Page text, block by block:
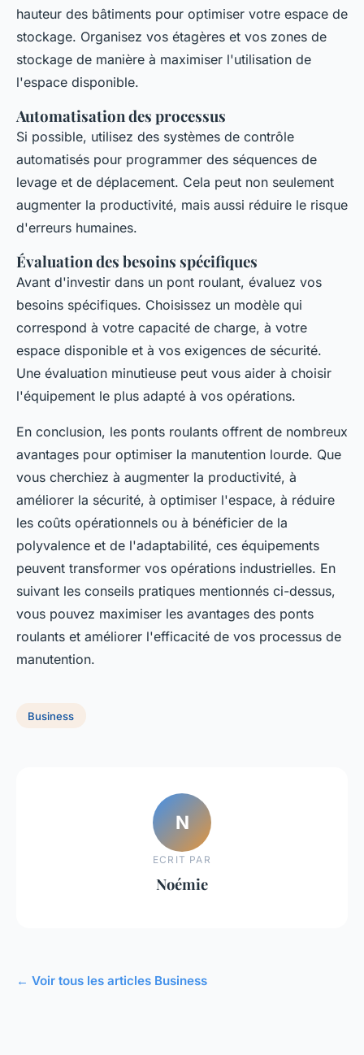
hauteur des bâtiments pour optimiser votre espace de
stockage. Organisez vos étagères et vos zones de
stockage de manière à maximiser l'utilisation de
l'espace disponible.
Automatisation des processus
Si possible, utilisez des systèmes de contrôle
automatisés pour programmer des séquences de
levage et de déplacement. Cela peut non seulement
augmenter la productivité, mais aussi réduire le risque
d'erreurs humaines.
Évaluation des besoins spécifiques
Avant d'investir dans un pont roulant, évaluez vos
besoins spécifiques. Choisissez un modèle qui
correspond à votre capacité de charge, à votre
espace disponible et à vos exigences de sécurité.
Une évaluation minutieuse peut vous aider à choisir
l'équipement le plus adapté à vos opérations.
En conclusion, les ponts roulants offrent de nombreux
avantages pour optimiser la manutention lourde. Que
vous cherchiez à augmenter la productivité, à
améliorer la sécurité, à optimiser l'espace, à réduire
les coûts opérationnels ou à bénéficier de la
polyvalence et de l'adaptabilité, ces équipements
peuvent transformer vos opérations industrielles. En
suivant les conseils pratiques mentionnés ci-dessus,
vous pouvez maximiser les avantages des ponts
roulants et améliorer l'efficacité de vos processus de
manutention.
Business
N
ECRIT PAR
Noémie
← Voir tous les articles Business